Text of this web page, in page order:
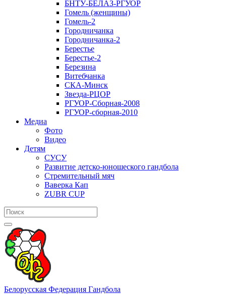
БНТУ-БЕЛАЗ-РГУОР
Гомель (женщины)
Гомель-2
Городничанка
Городничанка-2
Берестье
Берестье-2
Березина
Витебчанка
СКА-Минск
Звезда-РЦОР
РГУОР-Сборная-2008
РГУОР-сборная-2010
Медиа
Фото
Видео
Детям
СУСУ
Развитие детско-юношеского гандбола
Стремительный мяч
Ваверка Кап
ZUBR CUP
Белорусская Федерация Гандбола